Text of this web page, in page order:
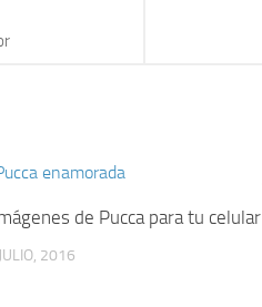
de Pucca para tu celular
2016